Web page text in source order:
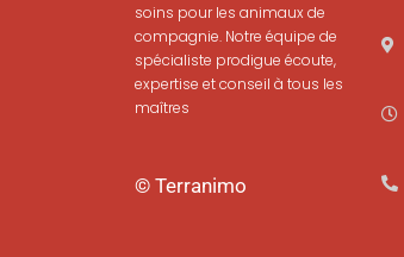
soins pour les animaux de
compagnie. Notre équipe de
spécialiste prodigue écoute,
expertise et conseil à tous les
maîtres
© Terranimo